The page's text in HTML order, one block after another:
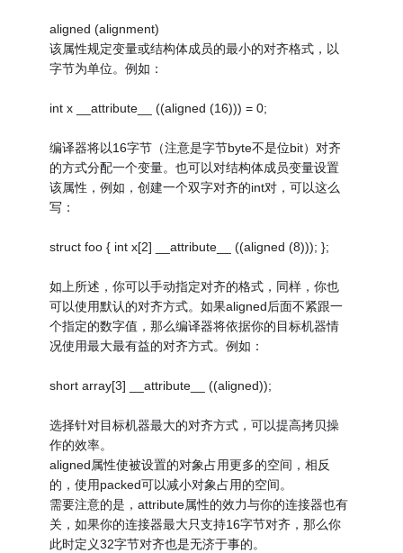
aligned (alignment)
该属性规定变量或结构体成员的最小的对齐格式，以
字节为单位。例如：
int x __attribute__ ((aligned (16))) = 0;
编译器将以16字节（注意是字节byte不是位bit）对齐
的方式分配一个变量。也可以对结构体成员变量设置
该属性，例如，创建一个双字对齐的int对，可以这么
写：
struct foo { int x[2] __attribute__ ((aligned (8))); };
如上所述，你可以手动指定对齐的格式，同样，你也
可以使用默认的对齐方式。如果aligned后面不紧跟一
个指定的数字值，那么编译器将依据你的目标机器情
况使用最大最有益的对齐方式。例如：
short array[3] __attribute__ ((aligned));
选择针对目标机器最大的对齐方式，可以提高拷贝操
作的效率。
aligned属性使被设置的对象占用更多的空间，相反
的，使用packed可以减小对象占用的空间。
需要注意的是，attribute属性的效力与你的连接器也有
关，如果你的连接器最大只支持16字节对齐，那么你
此时定义32字节对齐也是无济于事的。